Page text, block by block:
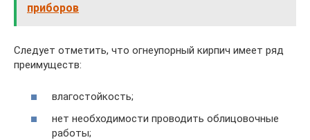
приборов
Следует отметить, что огнеупорный кирпич имеет ряд
преимуществ:
влагостойкость;
нет необходимости проводить облицовочные
работы;